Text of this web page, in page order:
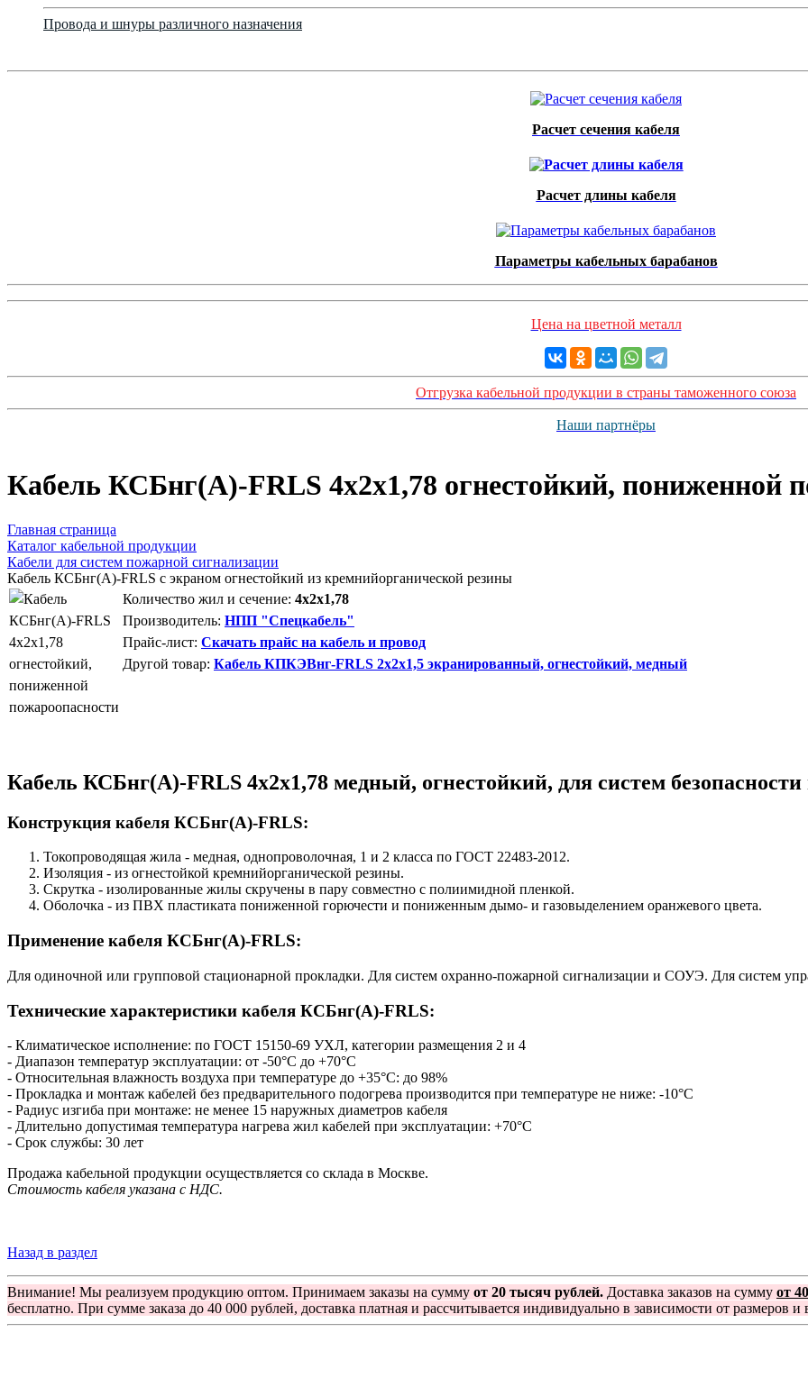
Провода и шнуры различного назначения
Расчет сечения кабеля
Расчет длины кабеля
Параметры кабельных барабанов
Цена на цветной металл
Отгрузка кабельной продукции в страны таможенного союза
Наши партнёры
Кабель КСБнг(А)-FRLS 4х2х1,78 огнестойкий, пониженной
Главная страница
Каталог кабельной продукции
Кабели для систем пожарной сигнализации
Кабель КСБнг(А)-FRLS с экраном огнестойкий из кремнийорганической резины
Количество жил и сечение: 4х2х1,78
Производитель: НПП "Спецкабель"
Прайс-лист: Скачать прайс на кабель и провод
Другой товар: Кабель КПКЭВнг-FRLS 2х2х1,5 экранированный, огнестойкий, медный
Кабель КСБнг(А)-FRLS 4х2х1,78 медный, огнестойкий, для систем
Конструкция кабеля КСБнг(А)-FRLS:
Токопроводящая жила - медная, однопроволочная, 1 и 2 класса по ГОСТ 22483-2012.
Изоляция - из огнестойкой кремнийорганической резины.
Скрутка - изолированные жилы скручены в пару совместно с полиимидной пленкой.
Оболочка - из ПВХ пластиката пониженной горючести и пониженным дымо- и газовыделением оранжевого цвета.
Применение кабеля КСБнг(А)-FRLS:
Для одиночной или групповой стационарной прокладки. Для систем охранно-пожарной сигнализации и СОУЭ. Для систем
Технические характеристики кабеля КСБнг(А)-FRLS:
- Климатическое исполнение: по ГОСТ 15150-69 УХЛ, категории размещения 2 и 4
- Диапазон температур эксплуатации: от -50°С до +70°С
- Относительная влажность воздуха при температуре до +35°С: до 98%
- Прокладка и монтаж кабелей без предварительного подогрева производится при температуре не ниже: -10°С
- Радиус изгиба при монтаже: не менее 15 наружных диаметров кабеля
- Длительно допустимая температура нагрева жил кабелей при эксплуатации: +70°С
- Срок службы: 30 лет
Продажа кабельной продукции осуществляется со склада в Москве.
Стоимость кабеля указана с НДС.
Назад в раздел
Внимание! Мы реализуем продукцию оптом. Принимаем заказы на сумму от 20 тысяч рублей. Доставка заказов на сумму от
бесплатно. При сумме заказа до 40 000 рублей, доставка платная и рассчитывается индивидуально в зависимости от размеров и